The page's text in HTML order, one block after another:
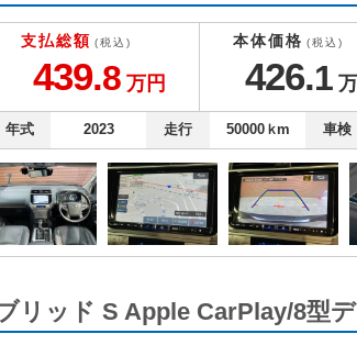
支払総額 (税込)
439.8 万円
本体価格 (税込)
426.1
年式 2023 走行 50000ｋm 車検
リッド S Apple CarPlay/8型